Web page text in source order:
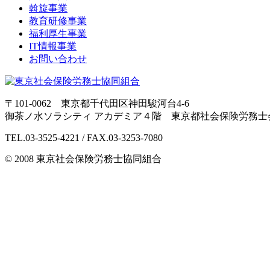
斡旋事業
教育研修事業
福利厚生事業
IT情報事業
お問い合わせ
〒101-0062 東京都千代田区神田駿河台4-6
御茶ノ水ソラシティ アカデミア４階 東京都社会保険労務士
TEL.03-3525-4221 / FAX.03-3253-7080
© 2008 東京社会保険労務士協同組合